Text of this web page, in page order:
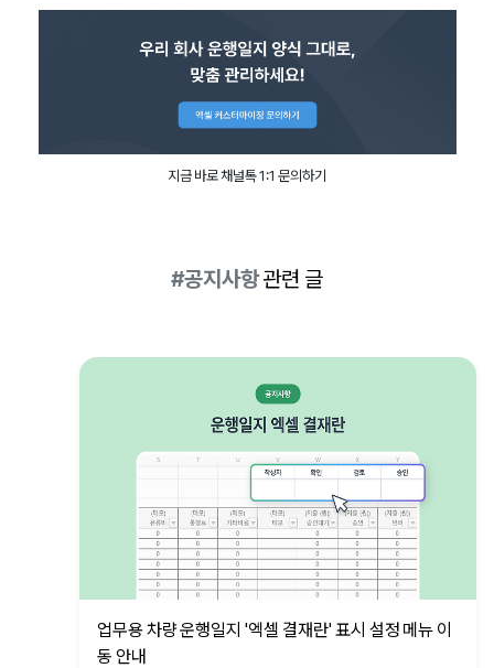
지금 바로 채널톡 1:1 문의하기
#공지사항관련 글
업무용 차량 운행일지 '엑셀 결재란' 표시 설정 메뉴 이
동 안내